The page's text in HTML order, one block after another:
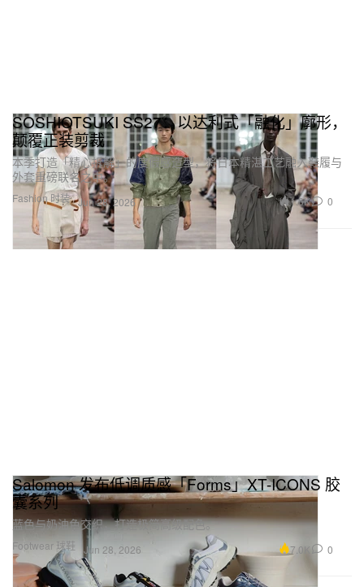
Fashion 时装
SOSHIOTSUKI SS27：以达利式「融化」廓形，
颠覆正装剪裁
本季打造「精心拆解」的度假感造型，将日本精湛工艺融入鞋履与
外套重磅联名之中。
Jun 28, 2026 1.6K 0
Footwear 球鞋
Salomon 发布低调质感「Forms」XT-ICONS 胶
囊系列
蓝色与奶油色交织，打造极简高级配色。
Jun 28, 2026 7.0K 0